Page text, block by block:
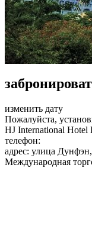
изменить дату
Пожалуйста,
HJ International Hotel
телефон:
адрес: улица
Международная